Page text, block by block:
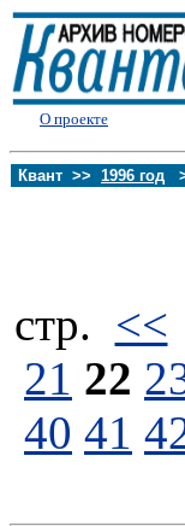
О проекте
Квант >> 1996 год
стp. <<
21 22
40 41